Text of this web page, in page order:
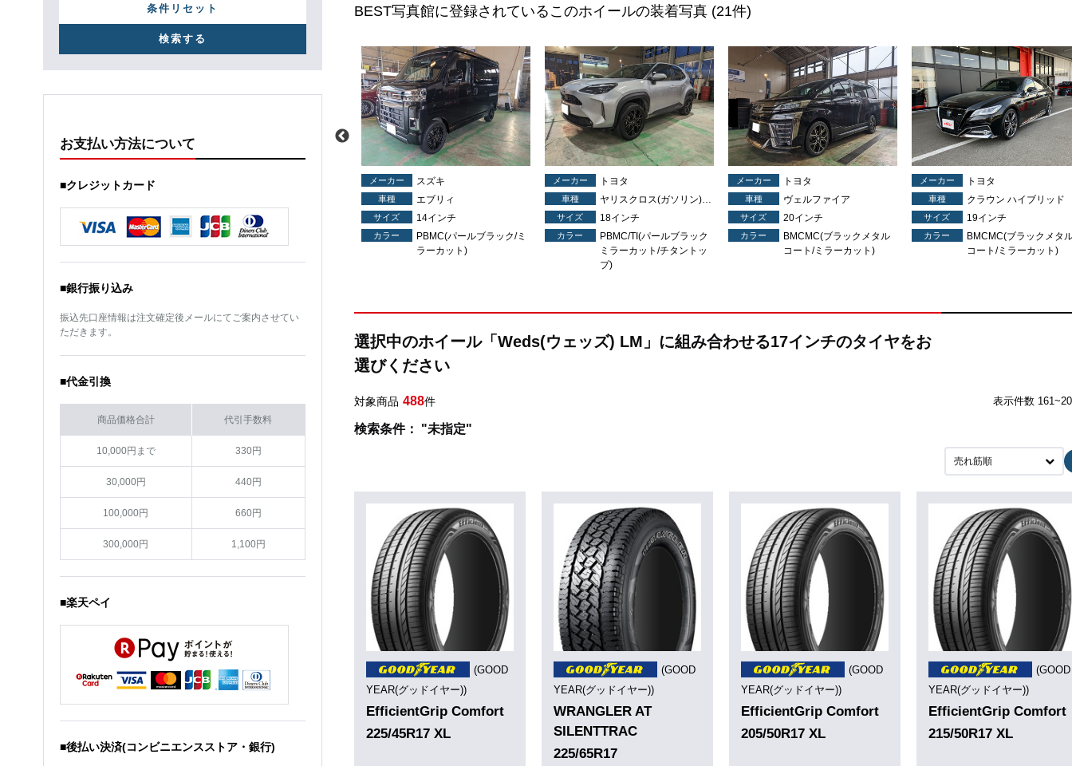
条件リセット
お支払い方法について
■クレジットカード
■銀行振り込み
振込先口座情報は注文確定後メールにてご案内させてい
ただきます。
■代金引換
商品価格合計 代引手数料
10,000円まで 330円
30,000円 440円
100,000円 660円
300,000円 1,100円
■楽天ペイ
■後払い決済(コンビニエンスストア・銀行)
BEST写真館に登録されているこのホイールの装着写真(21件)
トヨタ
BMCMC(ブラックメタル
サイズ 17インチ
カラー
BMCMC(ブラックメタル
メーカー スズキ
車種 エブリィ
サイズ 14インチ
カラー
PBMC(パールブラック/ミ
ラーカット)
メーカー トヨタ
車種 ヤリスクロス(ガソリン)(ハイブリッド)
サイズ 18インチ
カラー
PBMC/TI(パールブラック
ミラーカット/チタントッ
プ)
メーカー トヨタ
車種 ヴェルファイア
サイズ 20インチ
カラー
BMCMC(ブラックメタル
コート/ミラーカット)
メーカー トヨタ
車種 クラウン ハイブリッド
サイズ 19インチ
カラー
BMCMC(ブラックメタ
コート/ミラーカット)
選択中のホイール「Weds(ウェッズ) LM」に組み合わせる17インチのタイヤをお
選びください
対象商品 488件 表示件数
検索条件： "未指定"
売れ筋順
(GOOD
YEAR(グッドイヤー))
EfficientGrip Comfort
225/45R17 XL
(GOOD
YEAR(グッドイヤー))
WRANGLER AT
SILENTTRAC
225/65R17
(GOOD
YEAR(グッドイヤー))
EfficientGrip Comfort
205/50R17 XL
(GOOD
YEAR(グッドイヤー))
EfficientGrip Comfort
215/50R17 XL